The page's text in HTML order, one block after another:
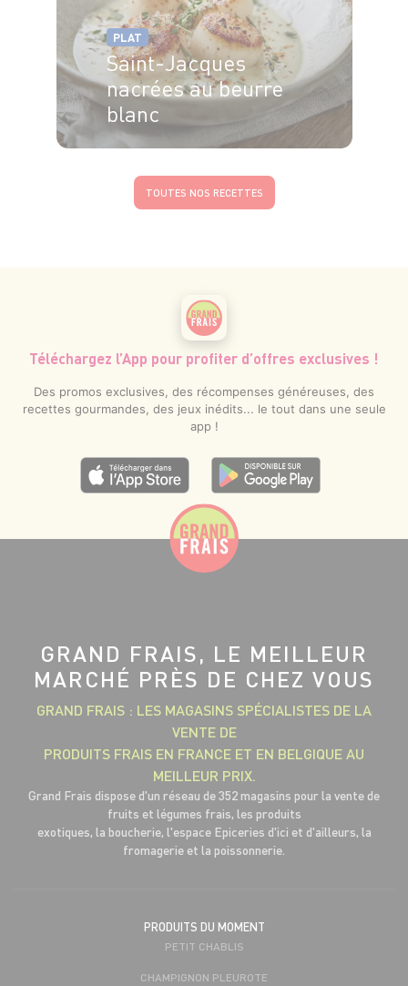
PLAT
Saint-Jacques
nacrées au beurre
blanc
TOUTES NOS RECETTES
Téléchargez l’App pour profiter d’offres exclusives !
Des promos exclusives, des récompenses généreuses, des
recettes gourmandes, des jeux inédits... le tout dans une seule
app !
GRAND FRAIS, LE MEILLEUR
MARCHÉ PRÈS DE CHEZ VOUS
GRAND FRAIS : LES MAGASINS SPÉCIALISTES DE LA
VENTE DE
PRODUITS FRAIS EN FRANCE ET EN BELGIQUE AU
MEILLEUR PRIX.
Grand Frais dispose d'un réseau de 352 magasins pour la vente de
fruits et légumes frais, les produits
exotiques, la boucherie, l'espace Epiceries d'ici et d'ailleurs, la
fromagerie et la poissonnerie.
PRODUITS DU MOMENT
PETIT CHABLIS
CHAMPIGNON PLEUROTE